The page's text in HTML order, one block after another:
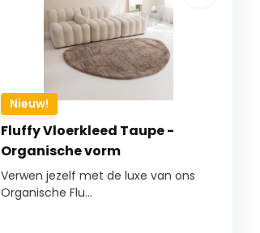
Nieuw!
Fluffy Vloerkleed Taupe -
Organische vorm
Verwen jezelf met de luxe van ons
Organische Flu...